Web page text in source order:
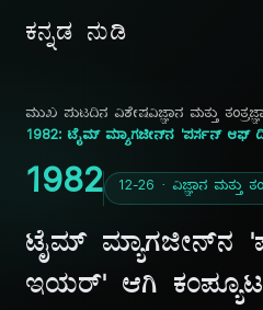
ಕನ್ನಡ ನುಡಿ
ಮುಖ ಪುಟದಿನ ವಿಶೇಷವಿಜ್ಞಾನ ಮತ್ತು
1982: ಟೈಮ್ ಮ್ಯಾಗಜೀನ್‌ನ 'ಪರ್ಸನ್
1982 12-26 · ವಿಜ್ಞಾನ ಮತ್ತು
ಟೈಮ್
ಇಯರ್' ಆಗಿ